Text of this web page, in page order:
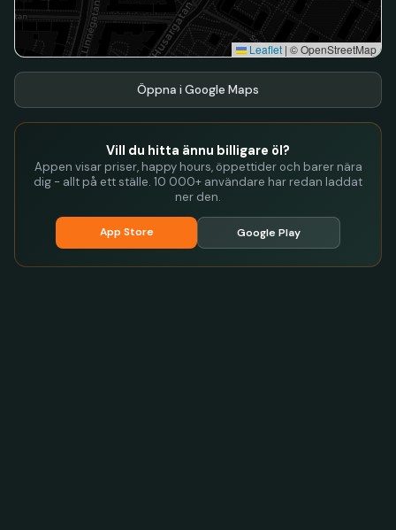
Leaflet | © OpenStreetMap
Öppna i Google Maps
Vill du hitta ännu billigare öl?
Appen visar priser, happy hours, öppettider och barer nära
dig - allt på ett ställe. 10 000+ användare har redan laddat
ner den.
App Store Google Play